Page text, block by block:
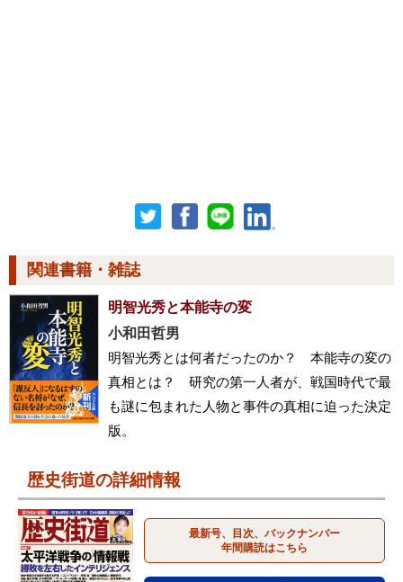
関連書籍・雑誌
明智光秀と本能寺の変
小和田哲男
明智光秀とは何者だったのか？ 本能寺の変の
真相とは？ 研究の第一人者が、戦国時代で最
も謎に包まれた人物と事件の真相に迫った決定
版。
歴史街道の詳細情報
最新号、目次、バックナンバー
年間購読はこちら